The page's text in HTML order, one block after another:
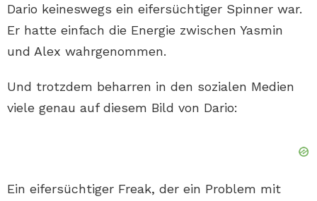
Dario keineswegs ein eifersüchtiger Spinner war.
Er hatte einfach die Energie zwischen Yasmin
und Alex wahrgenommen.
Und trotzdem beharren in den sozialen Medien
viele genau auf diesem Bild von Dario:
Ein eifersüchtiger Freak, der ein Problem mit